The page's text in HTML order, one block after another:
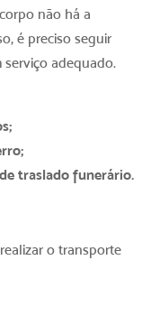
não há a
é preciso seguir
adequado.
traslado funerário.
o transporte